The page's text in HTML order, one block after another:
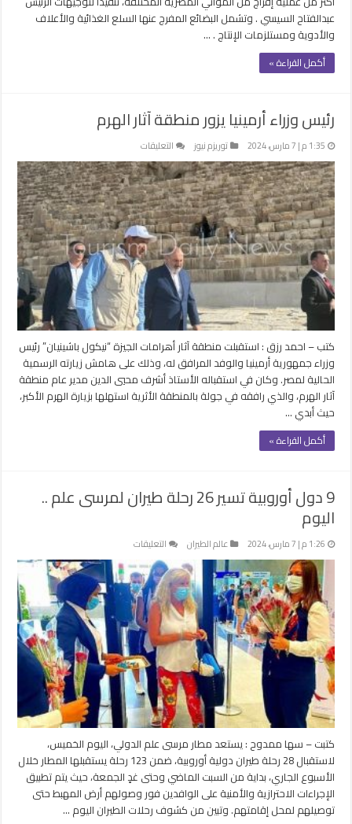
عبدالفتاح السيسي . وتشمل البضائع المفرج عنها السلع الغذائية والأعلاف
والأدوية ومستلزمات الإنتاج . …
أكمل القراءة »
رئيس وزراء أرمينيا يزور منطقة آثار الهرم
1:35 م | 7 مارس، 2024 توريزم نيوز التعليقات
رئيس
وزراء
أرمينيا
يزور
منطقة
آثار
الهرم
مغلقة
كتب – احمد رزق : استقبلت منطقة آثار أهرامات الجيزة “نيكول باشينيان” رئيس
وزراء جمهورية أرمينيا والوفد المرافق له، وذلك على هامش زيارته الرسمية
الحالية لمصر. وكان في استقباله الأستاذ أشرف محيي الدين مدير عام منطقة
آثار الهرم، والذي رافقه في جولة بالمنطقة الأثرية استهلها بزيارة الهرم الأكبر،
حيث أبدي …
أكمل القراءة »
9 دول أوروبية تسير 26 رحلة طيران لمرسى علم ..
اليوم
1:26 م | 7 مارس، 2024 عالم الطيران التعليقات
دول
أوروبية
تسير
26
رحلة
طيران
لمرسى
علم
اليوم
مغلقة
كتبت – سها ممدوح : يستعد مطار مرسى علم الدولي، اليوم الخميس،
لاستقبال 28 رحلة طيران دولية أوروبية، ضمن 123 رحلة يستقبلها المطار خلال
الأسبوع الجاري، بداية من السبت الماضي وحتى غدٍ الجمعة، حيث يتم تطبيق
الإجراءات الاحترازية والأمنية على الوافدين فور وصولهم أرض المهبط حتى
توصيلهم لمحل إقامتهم. وتبين من كشوف رحلات الطيران اليوم …